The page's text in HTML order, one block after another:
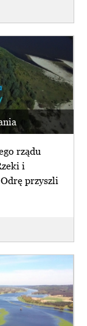
rządu
i
przyszli